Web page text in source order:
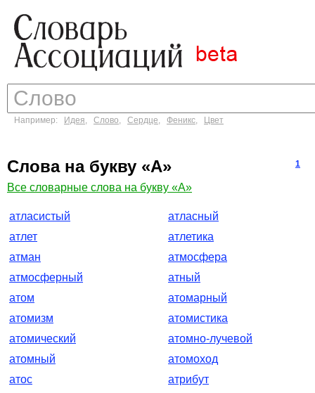
Например: Идея, Слово, Сердце, Феникс, Цвет
Слова на букву «А» 1
Все словарные слова на букву «А»
атласистый
атласный
атлет
атлетика
атман
атмосфера
атмосферный
атный
атом
атомарный
атомизм
атомистика
атомический
атомно-лучевой
атомный
атомоход
атос
атрибут